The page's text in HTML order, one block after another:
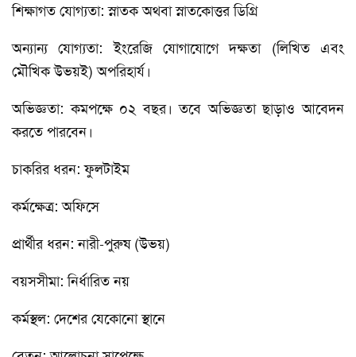
শিক্ষাগত যোগ্যতা: স্নাতক অথবা স্নাতকোত্তর ডিগ্রি
অন্যান্য যোগ্যতা: ইংরেজি যোগাযোগে দক্ষতা (লিখিত এবং
মৌখিক উভয়ই) অপরিহার্য।
অভিজ্ঞতা: কমপক্ষে ০২ বছর। তবে অভিজ্ঞতা ছাড়াও আবেদন
করতে পারবেন।
চাকরির ধরন: ফুলটাইম
কর্মক্ষেত্র: অফিসে
প্রার্থীর ধরন: নারী-পুরুষ (উভয়)
বয়সসীমা: নির্ধারিত নয়
কর্মস্থল: দেশের যেকোনো স্থানে